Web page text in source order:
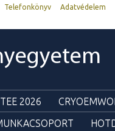
Telefonkönyv
Adatvédelem
2026